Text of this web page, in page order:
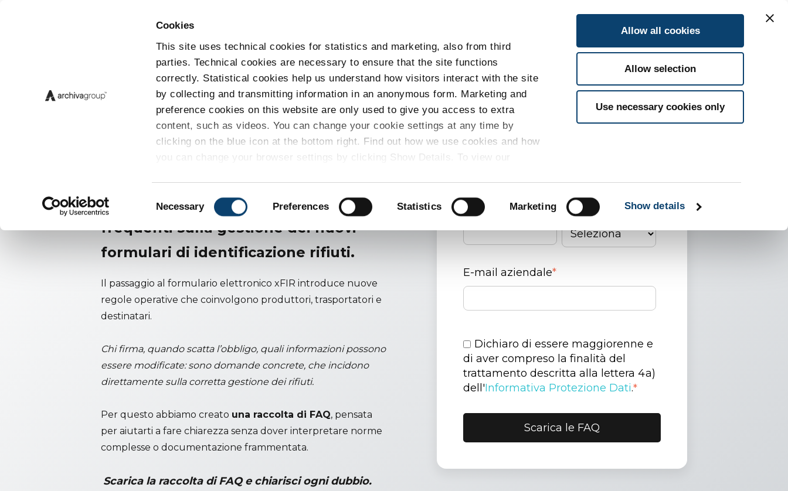
Cookies
This site uses technical cookies for statistics and marketing, also from third
parties. Technical cookies are necessary to ensure that the site functions
correctly. Statistical cookies help us understand how visitors interact with the site
by collecting and transmitting information in an anonymous form. Marketing and
preference cookies on this website are only used to give you access to extra
content, such as videos. You can change your cookie settings at any time by
clicking on the blue icon at the bottom right. Find out how we use cookies and how
you can change your browser settings by clicking Show Details. To view our
o
e
t
S
c
t
i
Necessary Preferences Statistics Marketing Show details
Allow all cookies
Allow selection
Use necessary cookies only
eBook FAQ
Rispondiamo alle domande più
frequenti sulla gestione dei nuovi
formulari di identificazione rifiuti.
Il passaggio al formulario elettronico xFIR introduce nuove
regole operative che coinvolgono produttori, trasportatori e
destinatari.
Chi firma, quando scatta l’obbligo, quali informazioni possono
essere modificate: sono domande concrete, che incidono
direttamente sulla corretta gestione dei rifiuti.
Per questo abbiamo creato una raccolta di FAQ, pensata
per aiutarti a fare chiarezza senza dover interpretare norme
complesse o documentazione frammentata.
Scarica la raccolta di FAQ e chiarisci ogni dubbio.
Nome*
Nome azienda* Ruolo
E-mail aziendale*
Dichiaro di essere maggiorenne e
di aver compreso la finalità del
trattamento descritta alla lettera 4a)
dell'Informativa Protezione Dati.*